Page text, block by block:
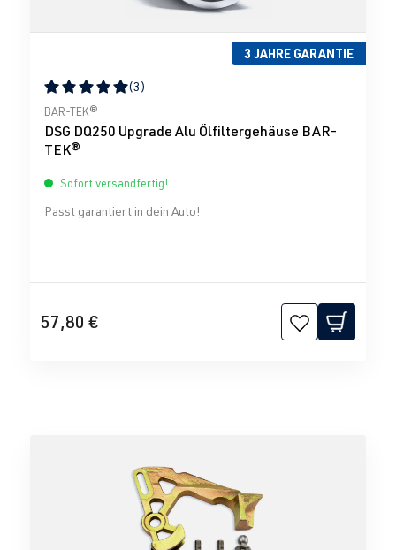
3 JAHRE GARANTIE
Durchschnittliche Bewertung von 5 von 5 Sternen
(3)
BAR-TEK®
DSG DQ250 Upgrade Alu Ölfiltergehäuse BAR-
TEK®
Sofort versandfertig!
Passt garantiert in dein Auto!
57,80 €